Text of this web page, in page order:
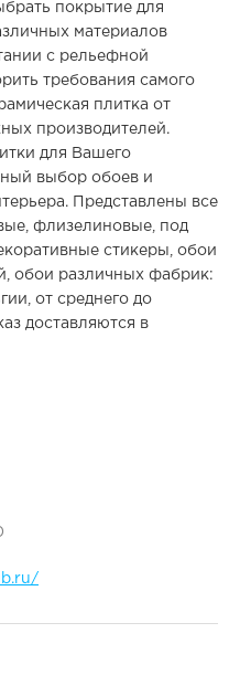
покрытие для
материалов
с рельефной
требования самого
плитка от
производителей.
для Вашего
выбор обоев и
Представлены все
флизелиновые, под
стикеры, обои
обои различных фабрик:
от среднего до
доставляются в